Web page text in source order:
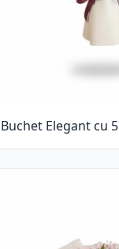
Buchet Elegant cu 5
Trandafiri Roșii și